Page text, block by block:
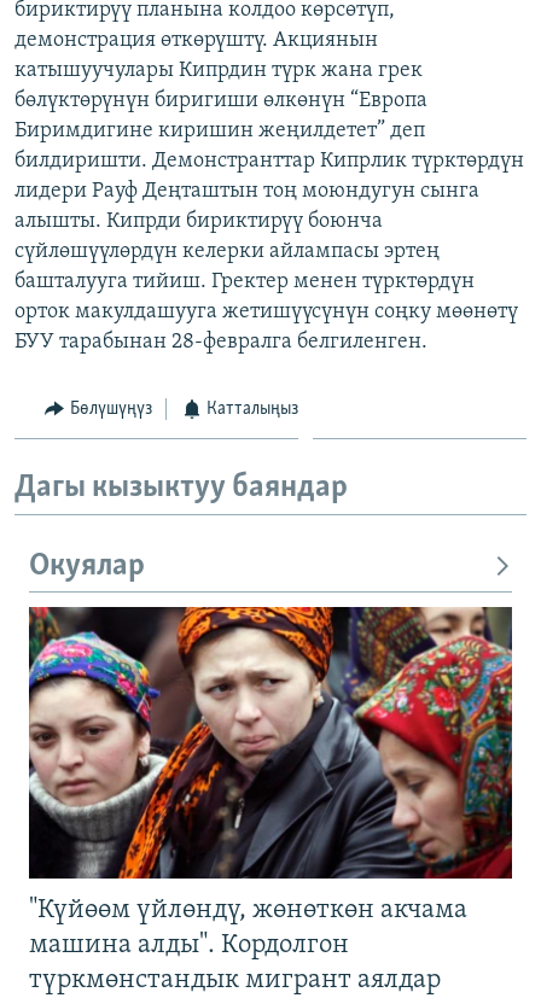
АЗАТТЫК+
ЫҢГАЙСЫЗ СУРООЛОР
ЭЕ/АРнун бардык сайттары
бириктирүү планына колдоо көрсөтүп,
демонстрация өткөрүштү. Акциянын
катышуучулары Кипрдин түрк жана грек
бөлүктөрүнүн биригиши өлкөнүн “Европа
Биримдигине киришин жеңилдетет” деп
билдиришти. Демонстранттар Кипрлик түрктөрдүн
лидери Рауф Деңташтын тоң моюндугун сынга
алышты. Кипрди бириктирүү боюнча
сүйлөшүүлөрдүн келерки айлампасы эртең
башталууга тийиш. Гректер менен түрктөрдүн
орток макулдашууга жетишүүсүнүн соңку мөөнөтү
БУУ тарабынан 28-февралга белгиленген.
Бөлүшүңүз Катталыңыз
Дагы кызыктуу баяндар
Окуялар
"Күйөөм үйлөндү, жөнөткөн акчама
машина алды". Кордолгон
түркмөнстандык мигрант аялдар